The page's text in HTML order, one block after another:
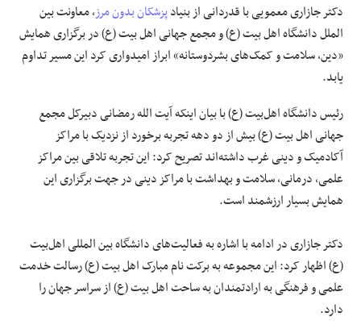
دکترجازاریمعموییبا قدردانی از بنیادپزشکان بدون مرز، معاونت بین
المللدانشگاه اهل بیت (ع)و مجمع جهانی اهل بیت (ع)در برگزاری همایش
«دین، سلامت و کمک‌های بشردوستانه» ابراز امیدواری کرد این مسیر تداوم
یابد.
رئیس دانشگاه اهل‌بیت (ع)با بیان اینکه آیت الله رمضانی دبیرکل مجمع
جهانی اهل بیت (ع) بیش از دو دهه تجربه برخورد از نزدیک با مراکز
آکادمیک و دینی غرب داشته‌اند تصریح کرد: این تجربه تلاقی بین مراکز
علمی، درمانی، سلامت و بهداشت با مراکز دینی در جهت برگزاری این
همایش بسیار ارزشمند است.
دکترجازاریدر ادامه با اشاره به فعالیت‌های دانشگاه بینالمللیاهل‌بیت
(ع)اظهار کرد: این مجموعه به برکت نام مبارک اهل بیت (ع)رسالت خدمت
علمی و فرهنگی به ارادتمندان به ساحت اهل بیت (ع)از سراسر جهان را
دارد.